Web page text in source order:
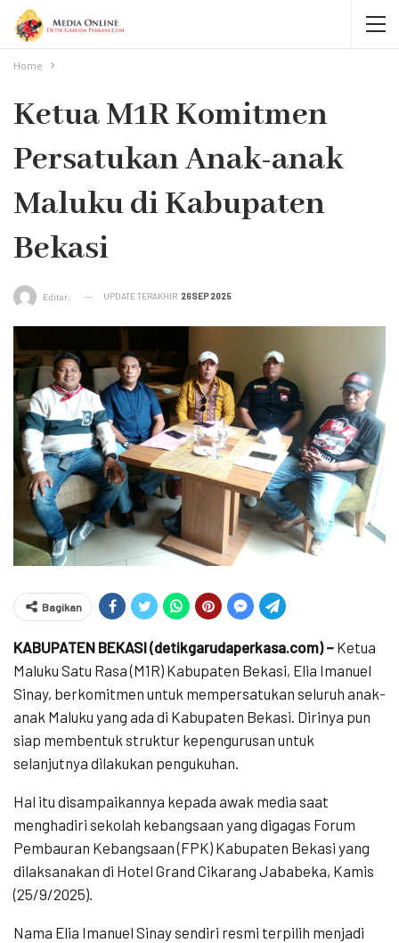
Home
Ketua M1R Komitmen
Persatukan Anak-anak
Maluku di Kabupaten
Bekasi
Editor: UPDATE TERAKHIR 26 SEP 2025
Bagikan
KABUPATEN BEKASI (detikgarudaperkasa.com) – Ketua
Maluku Satu Rasa (M1R) Kabupaten Bekasi, Elia Imanuel
Sinay, berkomitmen untuk mempersatukan seluruh anak-
anak Maluku yang ada di Kabupaten Bekasi. Dirinya pun
siap membentuk struktur kepengurusan untuk
selanjutnya dilakukan pengukuhan.
Hal itu disampaikannya kepada awak media saat
menghadiri sekolah kebangsaan yang digagas Forum
Pembauran Kebangsaan (FPK) Kabupaten Bekasi yang
dilaksanakan di Hotel Grand Cikarang Jababeka, Kamis
(25/9/2025).
Nama Elia Imanuel Sinay sendiri resmi terpilih menjadi